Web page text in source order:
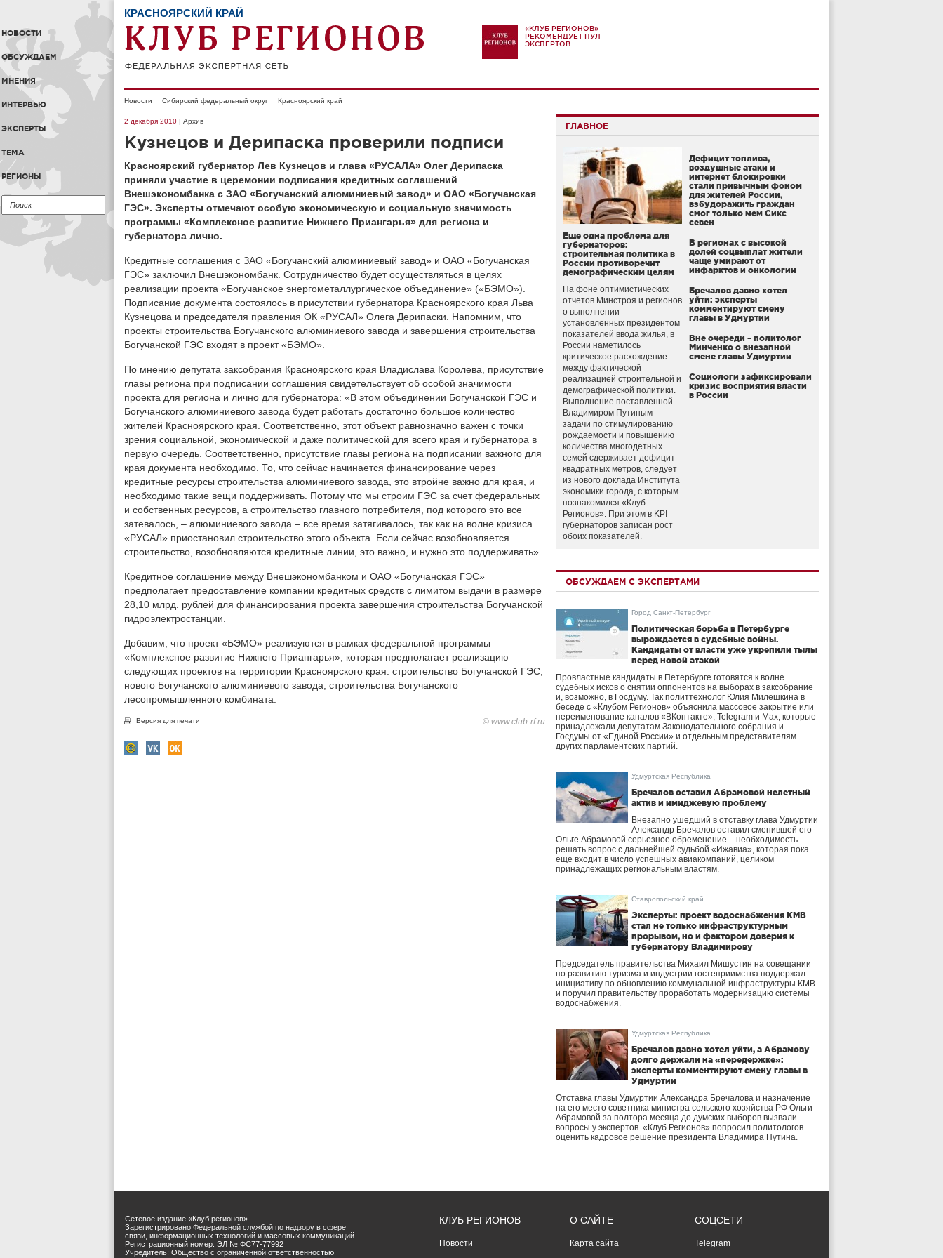
НОВОСТИ
ОБСУЖДАЕМ
МНЕНИЯ
ИНТЕРВЬЮ
ЭКСПЕРТЫ
ТЕМА
РЕГИОНЫ
КРАСНОЯРСКИЙ КРАЙ
«КЛУБ РЕГИОНОВ»
РЕКОМЕНДУЕТ ПУЛ
ЭКСПЕРТОВ
Новости Сибирский федеральный округ Красноярский край
2 декабря 2010 | Архив
Кузнецов и Дерипаска проверили подписи
Красноярский губернатор Лев Кузнецов и глава «РУСАЛА» Олег Дерипаска
приняли участие в церемонии подписания кредитных соглашений
Внешэкономбанка с ЗАО «Богучанский алюминиевый завод» и ОАО «Богучанская
ГЭС». Эксперты отмечают особую экономическую и социальную значимость
программы «Комплексное развитие Нижнего Приангарья» для региона и
губернатора лично.
Кредитные соглашения с ЗАО «Богучанский алюминиевый завод» и ОАО «Богучанская
ГЭС» заключил Внешэкономбанк. Сотрудничество будет осуществляться в целях
реализации проекта «Богучанское энергометаллургическое объединение» («БЭМО»).
Подписание документа состоялось в присутствии губернатора Красноярского края Льва
Кузнецова и председателя правления ОК «РУСАЛ» Олега Дерипаски. Напомним, что
проекты строительства Богучанского алюминиевого завода и завершения строительства
Богучанской ГЭС входят в проект «БЭМО».
По мнению депутата заксобрания Красноярского края Владислава Королева, присутствие
главы региона при подписании соглашения свидетельствует об особой значимости
проекта для региона и лично для губернатора: «В этом объединении Богучанской ГЭС и
Богучанского алюминиевого завода будет работать достаточно большое количество
жителей Красноярского края. Соответственно, этот объект равнозначно важен с точки
зрения социальной, экономической и даже политической для всего края и губернатора в
первую очередь. Соответственно, присутствие главы региона на подписании важного для
края документа необходимо. То, что сейчас начинается финансирование через
кредитные ресурсы строительства алюминиевого завода, это втройне важно для края, и
необходимо такие вещи поддерживать. Потому что мы строим ГЭС за счет федеральных
и собственных ресурсов, а строительство главного потребителя, под которого это все
затевалось, – алюминиевого завода – все время затягивалось, так как на волне кризиса
«РУСАЛ» приостановил строительство этого объекта. Если сейчас возобновляется
строительство, возобновляются кредитные линии, это важно, и нужно это поддерживать».
Кредитное соглашение между Внешэкономбанком и ОАО «Богучанская ГЭС»
предполагает предоставление компании кредитных средств с лимитом выдачи в размере
28,10 млрд. рублей для финансирования проекта завершения строительства Богучанской
гидроэлектростанции.
Добавим, что проект «БЭМО» реализуются в рамках федеральной программы
«Комплексное развитие Нижнего Приангарья», которая предполагает реализацию
следующих проектов на территории Красноярского края: строительство Богучанской ГЭС,
нового Богучанского алюминиевого завода, строительства Богучанского
лесопромышленного комбината.
Версия для печати © www.club-rf.ru
ГЛАВНОЕ
Еще одна проблема для
губернаторов:
строительная политика в
России противоречит
демографическим целям
На фоне оптимистических
отчетов Минстроя и регионов
о выполнении
установленных президентом
показателей ввода жилья, в
России наметилось
критическое расхождение
между фактической
реализацией строительной и
демографической политики.
Выполнение поставленной
Владимиром Путиным
задачи по стимулированию
рождаемости и повышению
количества многодетных
семей сдерживает дефицит
квадратных метров, следует
из нового доклада Института
экономики города, с которым
познакомился «Клуб
Регионов». При этом в KPI
губернаторов записан рост
обоих показателей.
Дефицит топлива,
воздушные атаки и
интернет блокировки
стали привычным фоном
для жителей России,
взбудоражить граждан
смог только мем Сикс
севен
В регионах с высокой
долей соцвыплат жители
чаще умирают от
инфарктов и онкологии
Бречалов давно хотел
уйти: эксперты
комментируют смену
главы в Удмуртии
Вне очереди – политолог
Минченко о внезапной
смене главы Удмуртии
Социологи зафиксировали
кризис восприятия власти
в России
ОБСУЖДАЕМ С ЭКСПЕРТАМИ
Город Санкт-Петербург
Политическая борьба в Петербурге
вырождается в судебные войны.
Кандидаты от власти уже укрепили тылы
перед новой атакой
Провластные кандидаты в Петербурге готовятся к волне
судебных исков о снятии оппонентов на выборах в заксобрание
и, возможно, в Госдуму. Так политтехнолог Юлия Милешкина в
беседе с «Клубом Регионов» объяснила массовое закрытие или
переименование каналов «ВКонтакте», Telegram и Max, которые
принадлежали депутатам Законодательного собрания и
Госдумы от «Единой России» и отдельным представителям
других парламентских партий.
Удмуртская Республика
Бречалов оставил Абрамовой нелетный
актив и имиджевую проблему
Внезапно ушедший в отставку глава Удмуртии
Александр Бречалов оставил сменившей его
Ольге Абрамовой серьезное обременение – необходимость
решать вопрос с дальнейшей судьбой «Ижавиа», которая пока
еще входит в число успешных авиакомпаний, целиком
принадлежащих региональным властям.
Ставропольский край
Эксперты: проект водоснабжения КМВ
стал не только инфраструктурным
прорывом, но и фактором доверия к
губернатору Владимирову
Председатель правительства Михаил Мишустин на совещании
по развитию туризма и индустрии гостеприимства поддержал
инициативу по обновлению коммунальной инфраструктуры КМВ
и поручил правительству проработать модернизацию системы
водоснабжения.
Удмуртская Республика
Бречалов давно хотел уйти, а Абрамову
долго держали на «передержке»:
эксперты комментируют смену главы в
Удмуртии
Отставка главы Удмуртии Александра Бречалова и назначение
на его место советника министра сельского хозяйства РФ Ольги
Абрамовой за полтора месяца до думских выборов вызвали
вопросы у экспертов. «Клуб Регионов» попросил политологов
оценить кадровое решение президента Владимира Путина.
Сетевое издание «Клуб регионов»
Зарегистрировано Федеральной службой по надзору в сфере
связи, информационных технологий и массовых коммуникаций.
Регистрационный номер: ЭЛ № ФС77-77992
Учредитель: Общество с ограниченной ответственностью
КЛУБ РЕГИОНОВ
Новости
О САЙТЕ
Карта сайта
СОЦСЕТИ
Telegram